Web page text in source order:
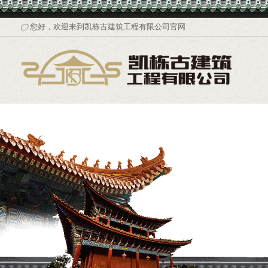
您好，欢迎来到凯栋古建筑工程有限公司官网